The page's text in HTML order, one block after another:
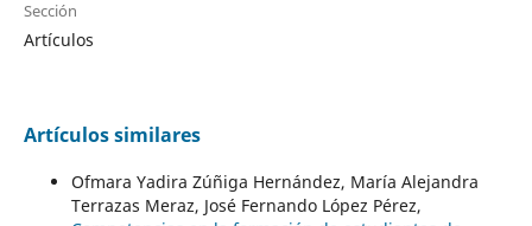
Sección
Artículos
Artículos similares
Ofmara Yadira Zúñiga Hernández, María Alejandra
Terrazas Meraz, José Fernando López Pérez,